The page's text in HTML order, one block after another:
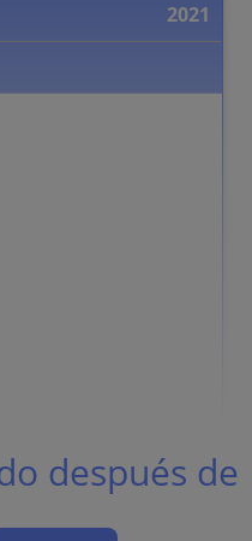
2021
después de